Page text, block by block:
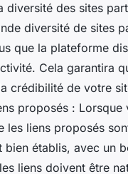
des sites
diversité de sites
que la plateforme
Cela garantira
crédibilité de votre
proposés : Lorsque
liens proposés
établis, avec un
liens doivent être